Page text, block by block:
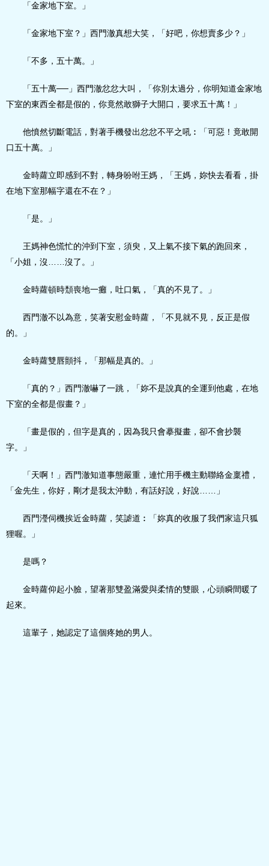
「金家地下室。」
「金家地下室？」西門澈真想大笑，「好吧，你想賣多少？」
「不多，五十萬。」
「五十萬──」西門澈忿忿大叫，「你別太過分，你明知道金家地
下室的東西全都是假的，你竟然敢獅子大開口，要求五十萬！」
他憤然切斷電話，對著手機發出忿忿不平之吼︰「可惡！竟敢開
口五十萬。」
金時蘿立即感到不對，轉身吩咐王媽，「王媽，妳快去看看，掛
在地下室那幅字還在不在？」
「是。」
王媽神色慌忙的沖到下室，須臾，又上氣不接下氣的跑回來，
「小姐，沒……沒了。」
金時蘿頓時頹喪地一癱，吐口氣，「真的不見了。」
西門澈不以為意，笑著安慰金時蘿，「不見就不見，反正是假
的。」
金時蘿雙唇顫抖，「那幅是真的。」
「真的？」西門澈嚇了一跳，「妳不是說真的全運到他處，在地
下室的全都是假畫？」
「畫是假的，但字是真的，因為我只會摹擬畫，卻不會抄襲
字。」
「天啊！」西門澈知道事態嚴重，連忙用手機主動聯絡金稟禮，
「金先生，你好，剛才是我太沖動，有話好說，好說……」
西門瀅伺機挨近金時蘿，笑謔道︰「妳真的收服了我們家這只狐
狸喔。」
是嗎？
金時蘿仰起小臉，望著那雙盈滿愛與柔情的雙眼，心頭瞬間暖了
起來。
這輩子，她認定了這個疼她的男人。